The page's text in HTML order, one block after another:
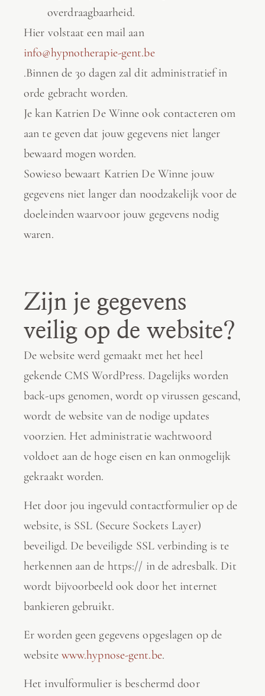
overdraagbaarheid.
Hier volstaat een mail aan
info@hypnotherapie-gent.be
.Binnen de 30 dagen zal dit administratief in
orde gebracht worden.
Je kan Katrien De Winne ook contacteren om
aan te geven dat jouw gegevens niet langer
bewaard mogen worden.
Sowieso bewaart Katrien De Winne jouw
gegevens niet langer dan noodzakelijk voor de
doeleinden waarvoor jouw gegevens nodig
waren.
Zijn je gegevens
veilig op de website?
De website werd gemaakt met het heel
gekende CMS WordPress. Dagelijks worden
back-ups genomen, wordt op virussen gescand,
wordt de website van de nodige updates
voorzien. Het administratie wachtwoord
voldoet aan de hoge eisen en kan onmogelijk
gekraakt worden.
Het door jou ingevuld contactformulier op de
website, is SSL (Secure Sockets Layer)
beveiligd. De beveiligde SSL verbinding is te
herkennen aan de https:// in de adresbalk. Dit
wordt bijvoorbeeld ook door het internet
bankieren gebruikt.
Er worden geen gegevens opgeslagen op de
website www.hypnose-gent.be.
Het invulformulier is beschermd door